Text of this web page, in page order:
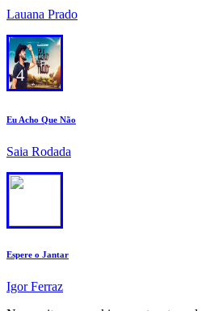
Lauana Prado
4
Eu Acho Que Não
Saia Rodada
Espere o Jantar
Igor Ferraz